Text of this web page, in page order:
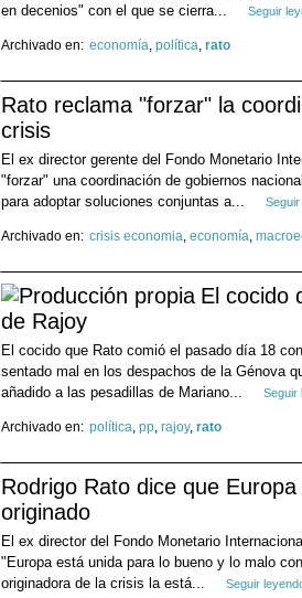
en decenios" con el que se cierra...
Seguir
Archivado en: economía, política, rato
Rato reclama "forzar" la
crisis
El ex director gerente del Fondo Monetario
"forzar" una coordinación de gobiernos
para adoptar soluciones conjuntas a...
Archivado en: crisis economia, economía,
El cocido
de Rajoy
El cocido que Rato comió el pasado día 18
sentado mal en los despachos de la Génova
añadido a las pesadillas de Mariano...
Seguir
Archivado en: política, pp, rajoy, rato
Rodrigo Rato dice que
originado
El ex director del Fondo Monetario
"Europa está unida para lo bueno y lo malo
originadora de la crisis la está...
Seguir